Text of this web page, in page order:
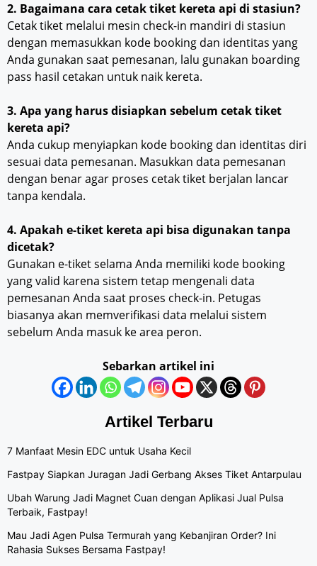
2. Bagaimana cara cetak tiket kereta api di stasiun?
Cetak tiket melalui mesin check-in mandiri di stasiun
dengan memasukkan kode booking dan identitas yang
Anda gunakan saat pemesanan, lalu gunakan boarding
pass hasil cetakan untuk naik kereta.
3. Apa yang harus disiapkan sebelum cetak tiket
kereta api?
Anda cukup menyiapkan kode booking dan identitas diri
sesuai data pemesanan. Masukkan data pemesanan
dengan benar agar proses cetak tiket berjalan lancar
tanpa kendala.
4. Apakah e-tiket kereta api bisa digunakan tanpa
dicetak?
Gunakan e-tiket selama Anda memiliki kode booking
yang valid karena sistem tetap mengenali data
pemesanan Anda saat proses check-in. Petugas
biasanya akan memverifikasi data melalui sistem
sebelum Anda masuk ke area peron.
Sebarkan artikel ini
Artikel Terbaru
7 Manfaat Mesin EDC untuk Usaha Kecil
Fastpay Siapkan Juragan Jadi Gerbang Akses Tiket Antarpulau
Ubah Warung Jadi Magnet Cuan dengan Aplikasi Jual Pulsa
Terbaik, Fastpay!
Mau Jadi Agen Pulsa Termurah yang Kebanjiran Order? Ini
Rahasia Sukses Bersama Fastpay!